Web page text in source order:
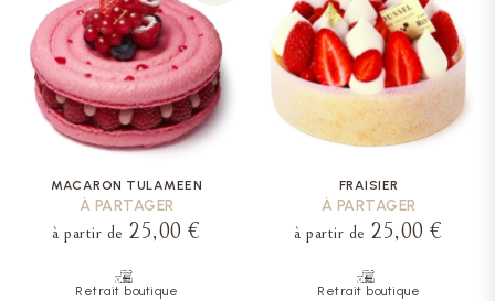
MACARON TULAMEEN
À PARTAGER
à partir de 25,00 €
Retrait boutique
FRAISIER
À PARTAGER
à partir de 25,00 €
Retrait boutique